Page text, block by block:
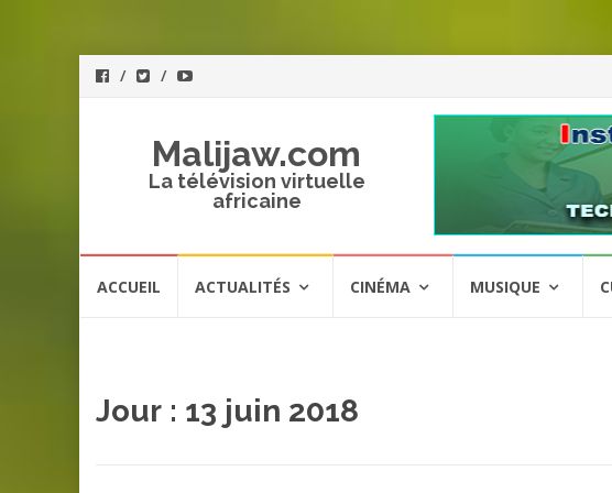
Malijaw.com
La télévision virtuelle
africaine
ACCUEIL ACTUALITÉS CINÉMA MUSIQUE
Jour : 13 juin 2018